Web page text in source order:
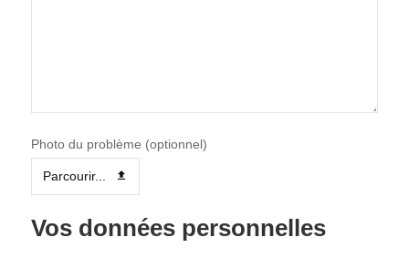
Photo du problème (optionnel)
Parcourir...
Vos données personnelles